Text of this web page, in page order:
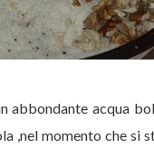
abbondante acqua
,nel momento che si